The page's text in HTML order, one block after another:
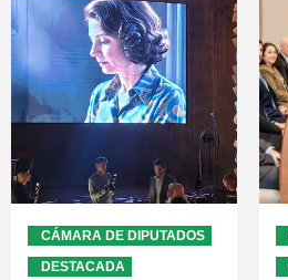
CÁMARA DE DIPUTADOS
DESTACADA